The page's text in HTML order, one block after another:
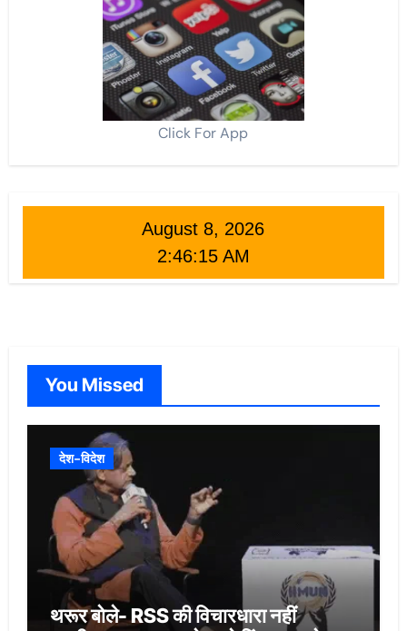
Click For App
August 8, 2026
2:46:16 AM
You Missed
देश-विदेश
थरूर बोले- RSS की विचारधारा नहीं